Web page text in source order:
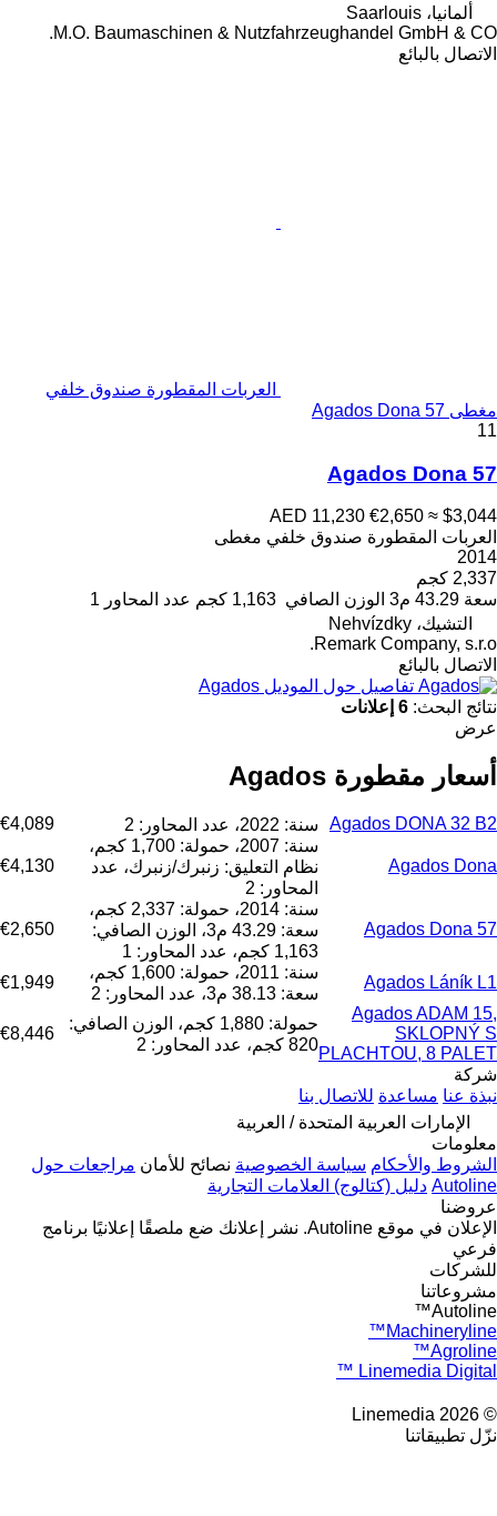
ألمانيا، Saarlouis
M.O. Baumaschinen & Nutzfahrzeughandel GmbH & CO.
الاتصال بالبائع
العربات المقطورة صندوق خلفي
مغطى Agados Dona 57
11
Agados Dona 57
AED 11,230 €2,650 ≈ $3,044
العربات المقطورة صندوق خلفي مغطى
2014
2,337 كجم
سعة 43.29 م3 الوزن الصافي 1,163 كجم عدد المحاور 1
التشيك، Nehvízdky
Remark Company, s.r.o.
الاتصال بالبائع
تفاصيل حول الموديل Agados
نتائج البحث: 6 إعلانات
عرض
أسعار مقطورة Agados
Agados DONA 32 B2 سنة: 2022، عدد المحاور: 2 €4,089
Agados Dona
سنة: 2007، حمولة: 1,700 كجم،
نظام التعليق: زنبرك/زنبرك، عدد
المحاور: 2
€4,130
Agados Dona 57
سنة: 2014، حمولة: 2,337 كجم،
سعة: 43.29 م3، الوزن الصافي:
1,163 كجم، عدد المحاور: 1
€2,650
Agados Láník L1
سنة: 2011، حمولة: 1,600 كجم،
سعة: 38.13 م3، عدد المحاور: 2
€1,949
Agados ADAM 15,
SKLOPNÝ S
PLACHTOU, 8 PALET
حمولة: 1,880 كجم، الوزن الصافي:
820 كجم، عدد المحاور: 2
€8,446
شركة
نبذة عنا مساعدة للاتصال بنا
الإمارات العربية المتحدة / العربية
معلومات
الشروط والأحكام سياسة الخصوصية نصائح للأمان مراجعات حول
Autoline دليل (كتالوج) العلامات التجارية
عروضنا
الإعلان في موقع Autoline.
نشر إعلانك ضع ملصقًا إعلانيًا برنامج
فرعي
للشركات
مشروعاتنا
Autoline™
Machineryline™
Agroline™
Linemedia Digital ™
© 2026 Linemedia
نزّل تطبيقاتنا